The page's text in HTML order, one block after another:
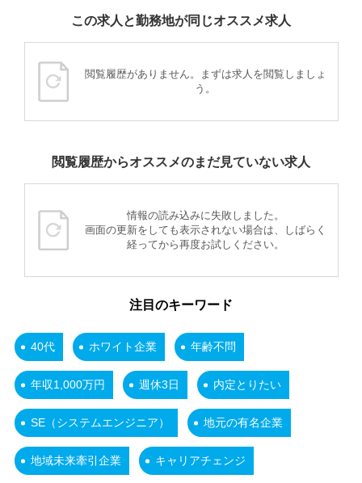
この求人と勤務地が同じオススメ求人
閲覧履歴がありません。まずは求人を閲覧しましょ
う。
閲覧履歴からオススメのまだ見ていない求人
情報の読み込みに失敗しました。
画面の更新をしても表示されない場合は、しばらく
経ってから再度お試しください。
注目のキーワード
40代 ホワイト企業 年齢不問
年収1,000万円 週休3日 内定とりたい
SE（システムエンジニア） 地元の有名企業
地域未来牽引企業 キャリアチェンジ